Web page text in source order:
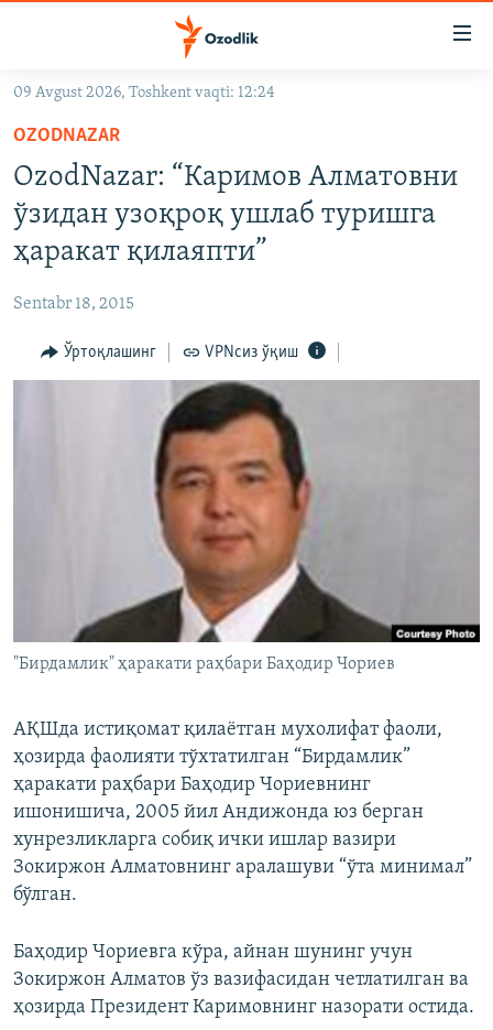
Асосий
навигацияга
ўтинг
Қидиришга
ўтинг
OZODVIDEO
На русском
ИЖТИМОИЙ ТАРМОҚЛАР
Озодлик бошқа тилларда
09 Avgust 2026, Toshkent vaqti: 12:24
OZODNAZAR
OzodNazar: “Каримов Алматовни
ўзидан узоқроқ ушлаб туришга
ҳаракат қилаяпти”
Sentabr 18, 2015
Ўртоқлашинг VPNсиз ўқиш
"Бирдамлик" ҳаракати раҳбари Баҳодир Чориев
АҚШда истиқомат қилаётган мухолифат фаоли,
ҳозирда фаолияти тўхтатилган “Бирдамлик”
ҳаракати раҳбари Баҳодир Чориевнинг
ишонишича, 2005 йил Андижонда юз берган
хунрезликларга собиқ ички ишлар вазири
Зокиржон Алматовнинг аралашуви “ўта минимал”
бўлган.
Баҳодир Чориевга кўра, айнан шунинг учун
Зокиржон Алматов ўз вазифасидан четлатилган ва
ҳозирда Президент Каримовнинг назорати остида.